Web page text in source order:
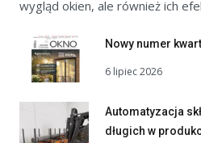
wygląd okien, ale również ich
Nowy numer
6 lipiec 2026
Automatyzacja
długich w